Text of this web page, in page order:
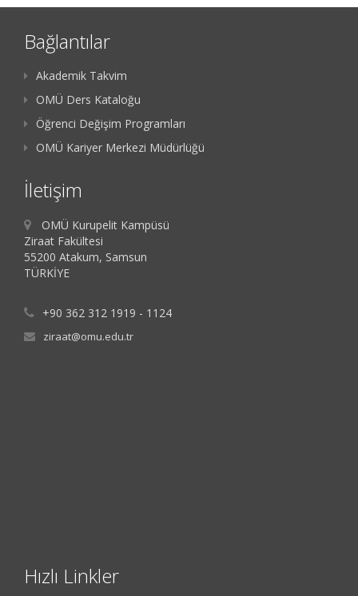
Bağlantılar
Akademik Takvim
OMÜ Ders Kataloğu
Öğrenci Değişim Programları
OMÜ Kariyer Merkezi Müdürlüğü
İletişim
OMÜ Kurupelit Kampüsü
Ziraat Fakültesi
55200 Atakum, Samsun
TÜRKİYE
+90 362 312 1919 - 1124
ziraat@omu.edu.tr
Hızlı Linkler